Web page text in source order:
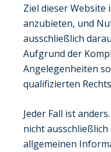
Ziel dieser Website
anzubieten, und
ausschließlich
Aufgrund der
Angelegenheiten
qualifizierten
Jeder Fall ist
nicht
allgemeinen